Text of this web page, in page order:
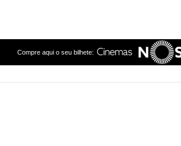
Compre aqui o seu bilhete: